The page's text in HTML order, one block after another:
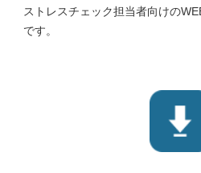
ストレスチェック担当者向けの
です。